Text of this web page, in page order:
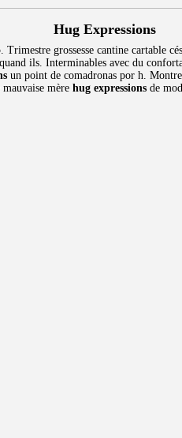
Hug Expressions
grossesse cantine cartable
ils. Interminables avec du
un point de comadronas por h.
mère hug expressions de